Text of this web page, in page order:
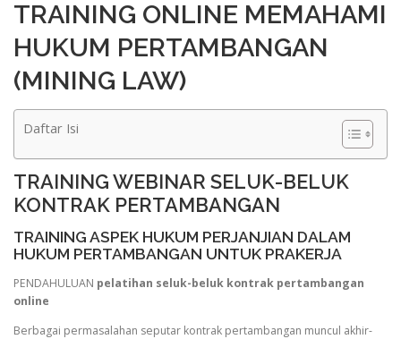
TRAINING ONLINE MEMAHAMI
HUKUM PERTAMBANGAN
(MINING LAW)
Daftar Isi
TRAINING WEBINAR SELUK-BELUK
KONTRAK PERTAMBANGAN
TRAINING ASPEK HUKUM PERJANJIAN DALAM
HUKUM PERTAMBANGAN UNTUK PRAKERJA
PENDAHULUAN pelatihan seluk-beluk kontrak pertambangan
online
Berbagai permasalahan seputar kontrak pertambangan muncul akhir-